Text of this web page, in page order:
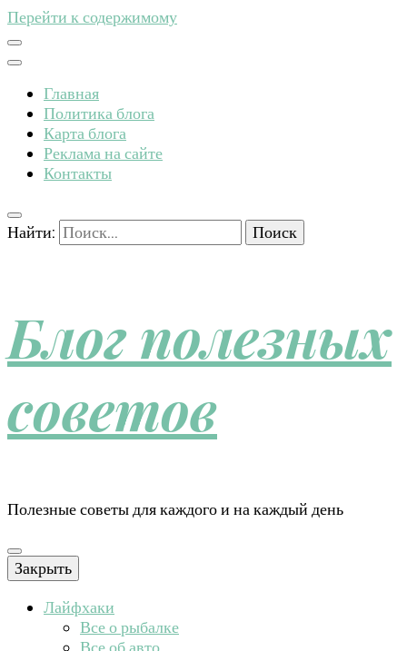
Перейти к содержимому
Главная
Политика блога
Карта блога
Реклама на сайте
Контакты
Найти:
Блог полезных
советов
Полезные советы для каждого и на каждый день
Закрыть
Лайфхаки
Все о рыбалке